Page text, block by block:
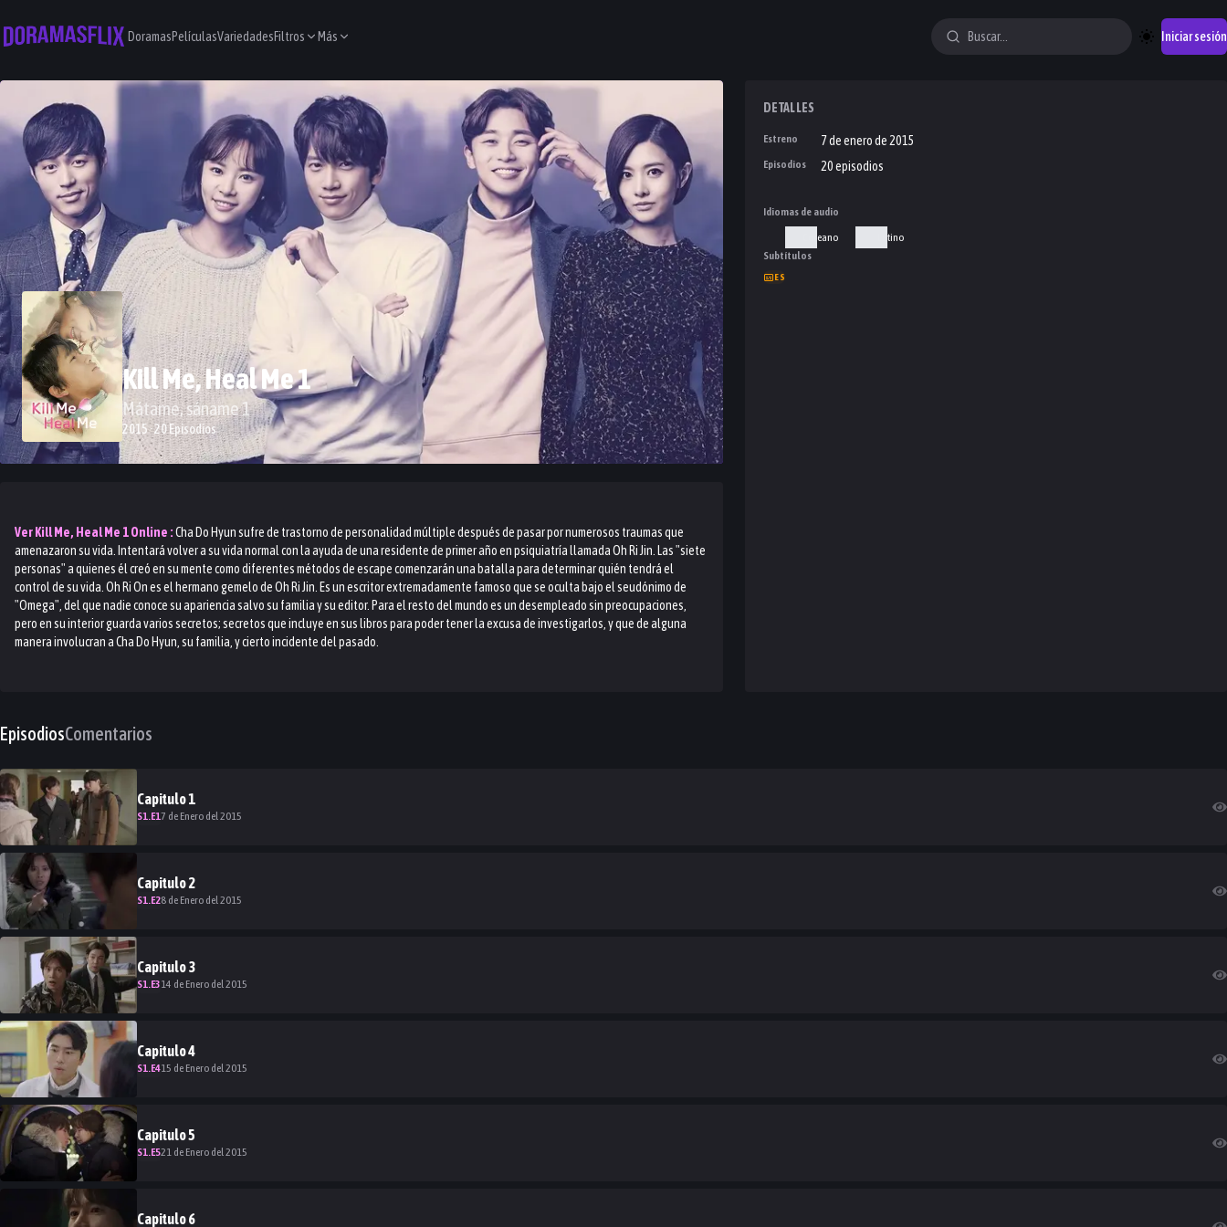
DoramasPelículasVariedadesFiltros Más Iniciar sesión
Kill Me, Heal Me 1
Mátame, sáname 1
2015 · 20 Episodios
VerKill Me, Heal Me 1Online :Cha Do Hyun sufre de trastorno de personalidad múltiple después de pasar por numerosos traumas que
amenazaron su vida. Intentará volver a su vida normal con la ayuda de una residente de primer año en psiquiatría llamada Oh Ri Jin. Las "siete
personas" a quienes él creó en su mente como diferentes métodos de escape comenzarán una batalla para determinar quién tendrá el
control de su vida. Oh Ri On es el hermano gemelo de Oh Ri Jin. Es un escritor extremadamente famoso que se oculta bajo el seudónimo de
"Omega", del que nadie conoce su apariencia salvo su familia y su editor. Para el resto del mundo es un desempleado sin preocupaciones,
pero en su interior guarda varios secretos; secretos que incluye en sus libros para poder tener la excusa de investigarlos, y que de alguna
manera involucran a Cha Do Hyun, su familia, y cierto incidente del pasado.
DETALLES
Estreno 7 de enero de 2015
Episodios 20 episodios
Idiomas de audio
Coreano
Latino
Subtítulos
ES
EpisodiosComentarios
Capitulo1
S1.E17 de Enero del 2015
Capitulo2
S1.E28 de Enero del 2015
Capitulo3
S1.E314 de Enero del 2015
Capitulo4
S1.E415 de Enero del 2015
Capitulo5
S1.E521 de Enero del 2015
Capitulo6